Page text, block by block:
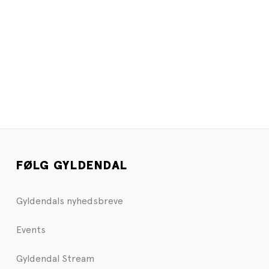
FØLG GYLDENDAL
Gyldendals nyhedsbreve
Events
Gyldendal Stream